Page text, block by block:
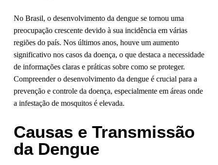
No Brasil, o desenvolvimento da dengue se tornou uma
preocupação crescente devido à sua incidência em várias
regiões do país. Nos últimos anos, houve um aumento
significativo nos casos da doença, o que destaca a necessidade
de informações claras e práticas sobre como se proteger.
Compreender o desenvolvimento da dengue é crucial para a
prevenção e controle da doença, especialmente em áreas onde
a infestação de mosquitos é elevada.
Causas e Transmissão
da Dengue